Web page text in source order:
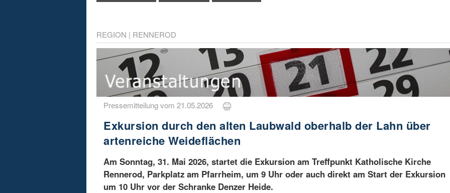
REGION | RENNEROD
Pressemitteilung vom 21.05.2026
Exkursion durch den alten Laubwald oberhalb der Lahn über
artenreiche Weideflächen
Am Sonntag, 31. Mai 2026, startet die Exkursion am Treffpunkt Katholische Kirche
Rennerod, Parkplatz am Pfarrheim, um 9 Uhr oder auch direkt am Start der Exkursion
um 10 Uhr vor der Schranke Denzer Heide.